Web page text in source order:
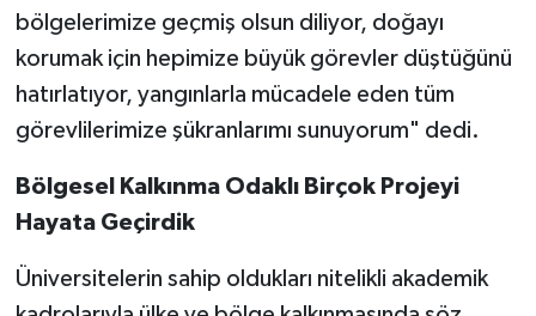
bölgelerimize geçmiş olsun diliyor, doğayı
korumak için hepimize büyük görevler düştüğünü
hatırlatıyor, yangınlarla mücadele eden tüm
görevlilerimize şükranlarımı sunuyorum" dedi.
Bölgesel Kalkınma Odaklı Birçok Projeyi
Hayata Geçirdik
Üniversitelerin sahip oldukları nitelikli akademik